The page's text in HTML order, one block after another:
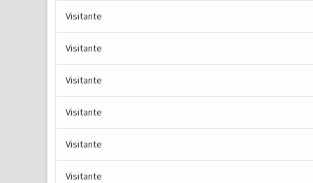
Visitante
Visitante
Visitante
Visitante
Visitante
Visitante